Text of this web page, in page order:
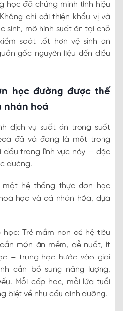
học đã chứng minh tính hiệu
chỉ cải thiện khẩu vị và
sinh, mô hình suất ăn tại chỗ
soát tốt hơn vệ sinh an
gốc nguyên liệu đến điều
học đường được thế
nhân hoá
dịch vụ suất ăn trong suốt
đã và đang là một trong
đầu trong lĩnh vực này – đặc
đường.
hệ thống thực đơn học
học và cá nhân hóa, dựa
Trẻ mầm non có hệ tiêu
món ăn mềm, dễ nuốt, ít
– trung học bước vào giai
cần bổ sung năng lượng,
Mỗi cấp học, mỗi lứa tuổi
biệt về nhu cầu dinh dưỡng.